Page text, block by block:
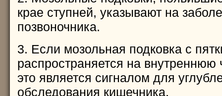
крае ступней, указывают на
позвоночника.
3. Если мозольная подковка с
распространяется на
это является сигналом для
обследования кишечника.